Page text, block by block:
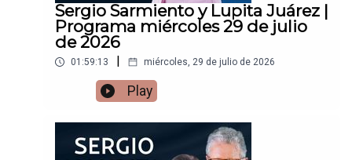
Sergio Sarmiento y Lupita Juárez |
Programa miércoles 29 de julio
de 2026
01:59:13 miércoles, 29 de julio de 2026
Play